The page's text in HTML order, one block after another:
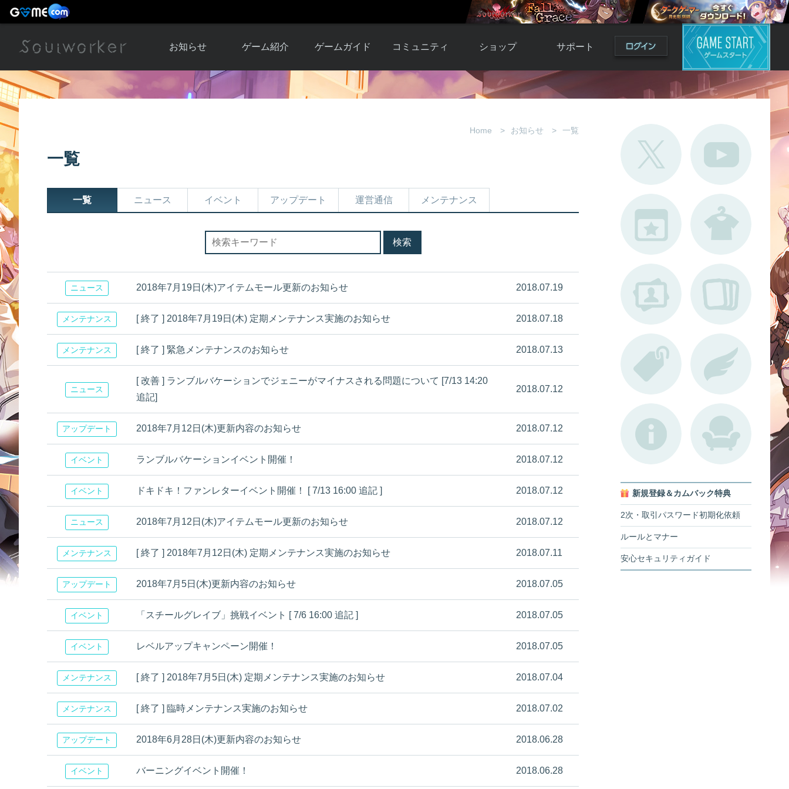
お知らせ
お知らせ一覧
ゲーム紹介
ソウルワーカー
ゲームガイド
ガイド総合もく
コミュニティ
自由掲示板
ショップ
Y.Pの購入
アイテムカタロ
サポート
よくある質問
不具合対応状況
Home お知らせ 一覧
一覧
一覧 ニュース イベント アップデート 運営通信 メンテナンス
ニュース 2018年7月19日(木)アイテムモール更新のお知らせ 2018.07.19
メンテナンス [ 終了 ] 2018年7月19日(木) 定期メンテナンス実施のお知らせ 2018.07.18
メンテナンス [ 終了 ] 緊急メンテナンスのお知らせ 2018.07.13
ニュース
[ 改善 ] ランブルバケーションでジェニーがマイナスされる問題について [7/13 14:20
追記]
2018.07.12
アップデート 2018年7月12日(木)更新内容のお知らせ 2018.07.12
イベント ランブルバケーションイベント開催！ 2018.07.12
イベント ドキドキ！ファンレターイベント開催！ [ 7/13 16:00 追記 ] 2018.07.12
ニュース 2018年7月12日(木)アイテムモール更新のお知らせ 2018.07.12
メンテナンス [ 終了 ] 2018年7月12日(木) 定期メンテナンス実施のお知らせ 2018.07.11
アップデート 2018年7月5日(木)更新内容のお知らせ 2018.07.05
イベント 「スチールグレイブ」挑戦イベント [ 7/6 16:00 追記 ] 2018.07.05
イベント レベルアップキャンペーン開催！ 2018.07.05
メンテナンス [ 終了 ] 2018年7月5日(木) 定期メンテナンス実施のお知らせ 2018.07.04
メンテナンス [ 終了 ] 臨時メンテナンス実施のお知らせ 2018.07.02
アップデート 2018年6月28日(木)更新内容のお知らせ 2018.06.28
イベント バーニングイベント開催！ 2018.06.28
新規登録＆カムバック特典
2次・取引パスワード初期化依頼
ルールとマナー
安心セキュリティガイド